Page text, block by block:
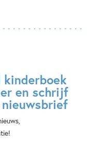
kinderboek
en schrijf